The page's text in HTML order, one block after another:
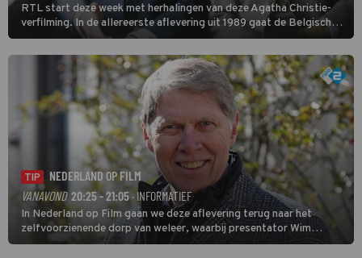
RTL start deze week met herhalingen van deze Agatha Christie-
verfilming. In de allereerste aflevering uit 1989 gaat de Belgische
speurder op zoek naar een vermiste kok. Poirot raakt al snel
verwikkeld in een moordzaak. (HH)
TIP
NEDERLAND OP FILM
VANAVOND 20:25 - 21:05· INFORMATIEF
In Nederland op Film gaan we deze aflevering terug naar het
zelfvoorzienende dorp van weleer, waarbij presentator Wim
Daniëls de kijkers meeneemt op reis door de tijd aan de hand van